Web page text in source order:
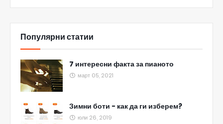
Популярни статии
7 интересни факта за пианото
март 05, 2021
Зимни боти - как да ги изберем?
юли 26, 2019